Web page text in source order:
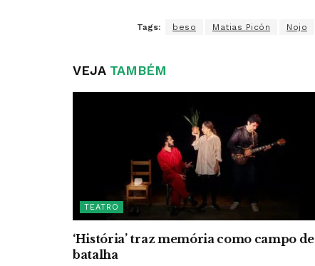
Tags: beso Matias Picón Nojo
VEJATAMBÉM
TEATRO
‘História’ traz memória como campo de
batalha